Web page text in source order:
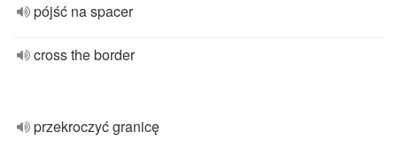
pójść na spacer
cross the border
przekroczyć granicę